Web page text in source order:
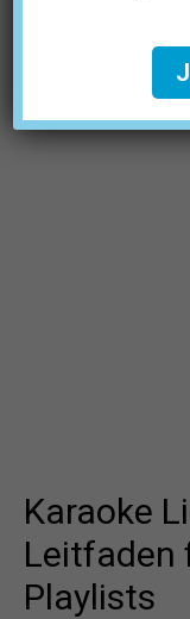
Karaoke
Leitfaden
Playlists